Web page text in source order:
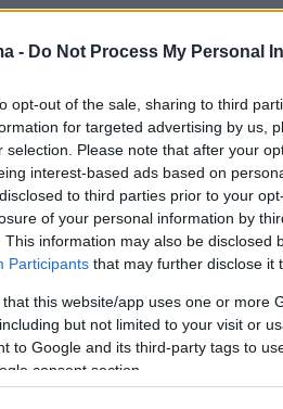
- Do Not Process My Personal
opt-out of the sale, sharing to third
for targeted advertising by us,
selection. Please note that after your
interest-based ads based on
to third parties prior to your
of your personal information by
This information may also be disclosed
Participants that may further disclose it
that this website/app uses one or more
but not limited to your visit or
to Google and its third-party tags to
consent section.
παραδέχτηκε ότι
, οι οποίες μεταφέρονται
επιτροπή ενώ είχαμε
στη μέση τον
δεν μπορούμε να
, τόνισε
παρέμβαση από τον
ΠΑΣΟΚ, ο οποίος
μιλώντας για
στο εσωτερικό της.